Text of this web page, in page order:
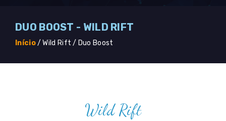
DUO BOOST - WILD RIFT
Início/ Wild Rift / Duo Boost
Wild Rift